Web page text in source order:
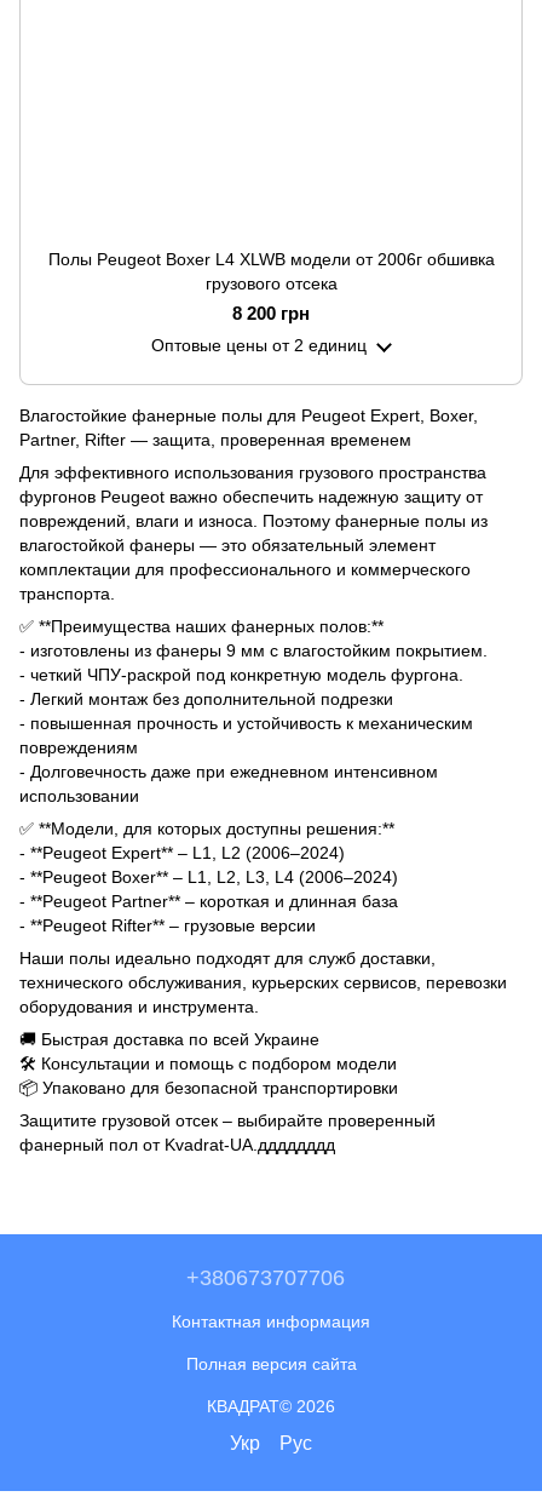
Полы Peugeot Boxer L4 XLWB модели от 2006г обшивка
грузового отсека
8 200 грн
Оптовые ценыот 2 единиц
Влагостойкие фанерные полы для Peugeot Expert, Boxer,
Partner, Rifter — защита, проверенная временем
Для эффективного использования грузового пространства
фургонов Peugeot важно обеспечить надежную защиту от
повреждений, влаги и износа. Поэтому фанерные полы из
влагостойкой фанеры — это обязательный элемент
комплектации для профессионального и коммерческого
транспорта.
✅ **Преимущества наших фанерных полов:**
- изготовлены из фанеры 9 мм с влагостойким покрытием.
- четкий ЧПУ-раскрой под конкретную модель фургона.
- Легкий монтаж без дополнительной подрезки
- повышенная прочность и устойчивость к механическим
повреждениям
- Долговечность даже при ежедневном интенсивном
использовании
✅ **Модели, для которых доступны решения:**
- **Peugeot Expert** – L1, L2 (2006–2024)
- **Peugeot Boxer** – L1, L2, L3, L4 (2006–2024)
- **Peugeot Partner** – короткая и длинная база
- **Peugeot Rifter** – грузовые версии
Наши полы идеально подходят для служб доставки,
технического обслуживания, курьерских сервисов, перевозки
оборудования и инструмента.
🚚 Быстрая доставка по всей Украине
🛠 Консультации и помощь с подбором модели
📦 Упаковано для безопасной транспортировки
Защитите грузовой отсек – выбирайте проверенный
фанерный пол от Kvadrat-UA.дддддддд
+380673707706
Контактная информация
Полная версия сайта
КВАДРАТ© 2026
Укр Рус